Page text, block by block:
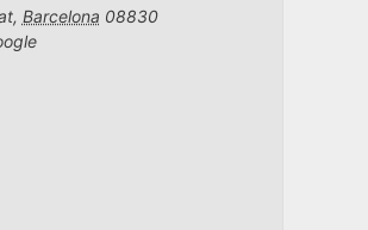
, Barcelona 08830